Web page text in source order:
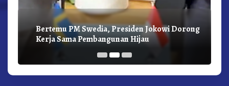
Bertemu PM Swedia, Presiden Jokowi Dorong
Kerja Sama Pembangunan Hijau